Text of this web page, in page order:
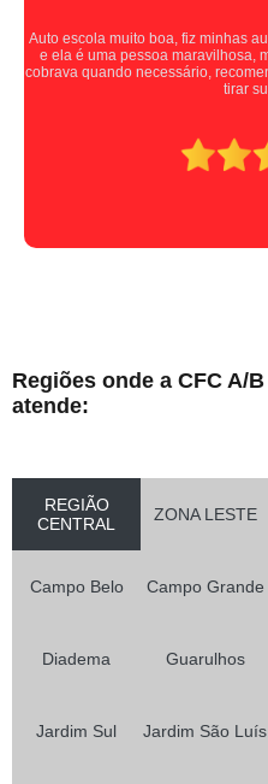
Auto escola muito boa, fiz minhas
e ela é uma pessoa maravilhosa,
cobrava quando necessário,
tirar
Regiões onde a CFC A/
atende:
REGIÃO
CENTRAL
ZONA LESTE
Campo Belo Campo Grande
Diadema Guarulhos
Jardim Sul Jardim São Luís